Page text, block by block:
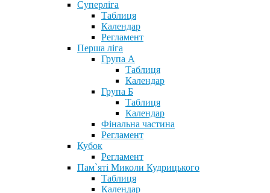
Суперліга
Таблиця
Календар
Регламент
Перша ліга
Група А
Таблиця
Календар
Група Б
Таблиця
Календар
Фінальна частина
Регламент
Кубок
Регламент
Пам`яті Миколи Кудрицького
Таблиця
Календар